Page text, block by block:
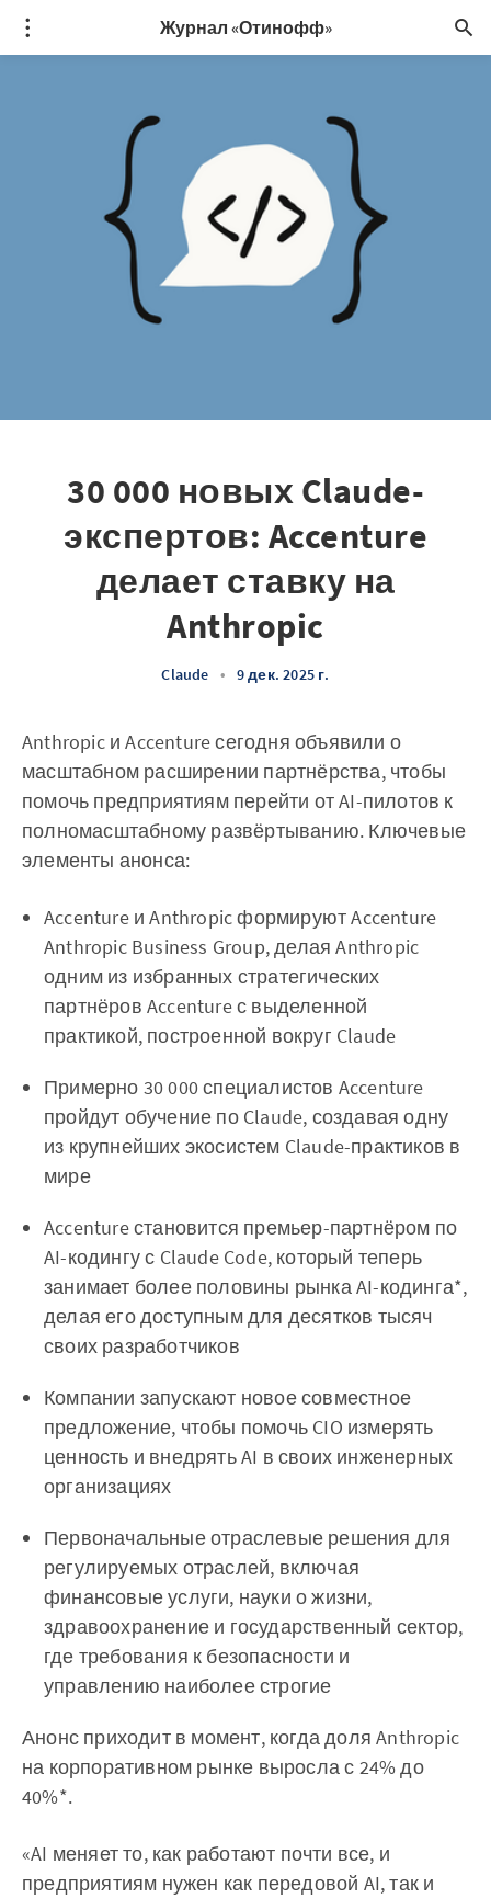
Журнал «Отинофф»
30 000 новых Claude-
экспертов: Accenture
делает ставку на
Anthropic
Claude • 9 дек. 2025 г.
Anthropic и Accenture сегодня объявили о
масштабном расширении партнёрства, чтобы
помочь предприятиям перейти от AI-пилотов к
полномасштабному развёртыванию. Ключевые
элементы анонса:
Accenture и Anthropic формируют Accenture
Anthropic Business Group, делая Anthropic
одним из избранных стратегических
партнёров Accenture с выделенной
практикой, построенной вокруг Claude
Примерно 30 000 специалистов Accenture
пройдут обучение по Claude, создавая одну
из крупнейших экосистем Claude-практиков в
мире
Accenture становится премьер-партнёром по
AI-кодингу с Claude Code, который теперь
занимает более половины рынка AI-кодинга*,
делая его доступным для десятков тысяч
своих разработчиков
Компании запускают новое совместное
предложение, чтобы помочь CIO измерять
ценность и внедрять AI в своих инженерных
организациях
Первоначальные отраслевые решения для
регулируемых отраслей, включая
финансовые услуги, науки о жизни,
здравоохранение и государственный сектор,
где требования к безопасности и
управлению наиболее строгие
Анонс приходит в момент, когда доля Anthropic
на корпоративном рынке выросла с 24% до
40%*.
«AI меняет то, как работают почти все, и
предприятиям нужен как передовой AI, так и